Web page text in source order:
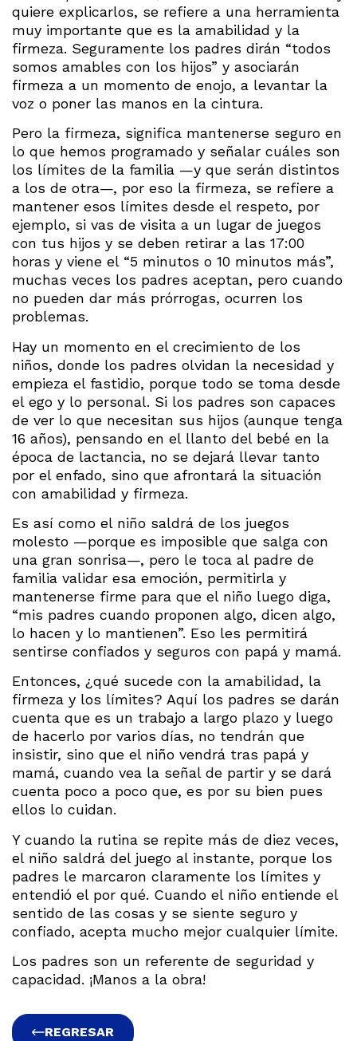
quiere explicarlos, se refiere a una herramienta
muy importante que es la amabilidad y la
firmeza. Seguramente los padres dirán “todos
somos amables con los hijos” y asociarán
firmeza a un momento de enojo, a levantar la
voz o poner las manos en la cintura.
Pero la firmeza, significa mantenerse seguro en
lo que hemos programado y señalar cuáles son
los límites de la familia —y que serán distintos
a los de otra—, por eso la firmeza, se refiere a
mantener esos límites desde el respeto, por
ejemplo, si vas de visita a un lugar de juegos
con tus hijos y se deben retirar a las 17:00
horas y viene el “5 minutos o 10 minutos más”,
muchas veces los padres aceptan, pero cuando
no pueden dar más prórrogas, ocurren los
problemas.
Hay un momento en el crecimiento de los
niños, donde los padres olvidan la necesidad y
empieza el fastidio, porque todo se toma desde
el ego y lo personal. Si los padres son capaces
de ver lo que necesitan sus hijos (aunque tenga
16 años), pensando en el llanto del bebé en la
época de lactancia, no se dejará llevar tanto
por el enfado, sino que afrontará la situación
con amabilidad y firmeza.
Es así como el niño saldrá de los juegos
molesto —porque es imposible que salga con
una gran sonrisa—, pero le toca al padre de
familia validar esa emoción, permitirla y
mantenerse firme para que el niño luego diga,
“mis padres cuando proponen algo, dicen algo,
lo hacen y lo mantienen”. Eso les permitirá
sentirse confiados y seguros con papá y mamá.
Entonces, ¿qué sucede con la amabilidad, la
firmeza y los límites? Aquí los padres se darán
cuenta que es un trabajo a largo plazo y luego
de hacerlo por varios días, no tendrán que
insistir, sino que el niño vendrá tras papá y
mamá, cuando vea la señal de partir y se dará
cuenta poco a poco que, es por su bien pues
ellos lo cuidan.
Y cuando la rutina se repite más de diez veces,
el niño saldrá del juego al instante, porque los
padres le marcaron claramente los límites y
entendió el por qué. Cuando el niño entiende el
sentido de las cosas y se siente seguro y
confiado, acepta mucho mejor cualquier límite.
Los padres son un referente de seguridad y
capacidad. ¡Manos a la obra!
REGRESAR